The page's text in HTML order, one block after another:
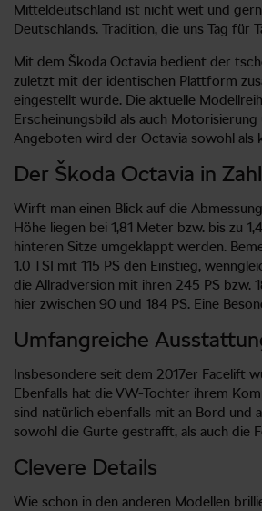
Mitteldeutschland ist nicht weit und
Deutschlands. Tradition, die uns Tag für
Mit dem Škoda Octavia bedient der
zuletzt mit der identischen Plattform
eingestellt wurde. Die aktuelle
Erscheinungsbild als auch
Angeboten wird der Octavia sowohl als
Der Škoda Octavia in
Wirft man einen Blick auf die
Höhe liegen bei 1,81 Meter bzw. bis zu
hinteren Sitze umgeklappt werden.
1.0 TSI mit 115 PS den Einstieg,
die Allradversion mit ihren 245 PS bzw.
hier zwischen 90 und 184 PS. Eine
Umfangreiche
Insbesondere seit dem 2017er Facelift
Ebenfalls hat die VW-Tochter ihrem
sind natürlich ebenfalls mit an Bord
sowohl die Gurte gestrafft, als auch die
Clevere Details
Wie schon in den anderen Modellen